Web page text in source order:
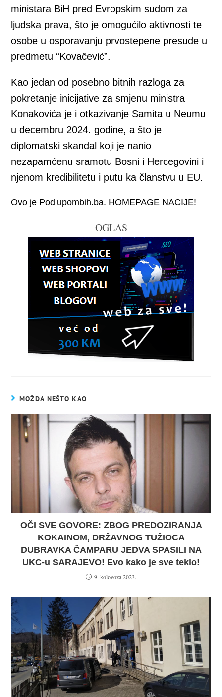
ministara BiH pred Evropskim sudom za
ljudska prava, što je omogućilo aktivnosti te
osobe u osporavanju prvostepene presude u
predmetu “Kovačević”.
Kao jedan od posebno bitnih razloga za
pokretanje inicijative za smjenu ministra
Konakovića je i otkazivanje Samita u Neumu
u decembru 2024. godine, a što je
diplomatski skandal koji je nanio
nezapamćenu sramotu Bosni i Hercegovini i
njenom kredibilitetu i putu ka članstvu u EU.
Ovo je Podlupombih.ba. HOMEPAGE NACIJE!
OGLAS
MOŽDA NEŠTO KAO
OČI SVE GOVORE: ZBOG PREDOZIRANJA
KOKAINOM, DRŽAVNOG TUŽIOCA
DUBRAVKA ČAMPARU JEDVA SPASILI NA
UKC-u SARAJEVO! Evo kako je sve teklo!
9. kolovoza 2023.